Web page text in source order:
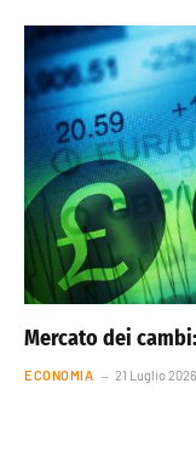
Mercato dei
ECONOMIA 21 Luglio 2026